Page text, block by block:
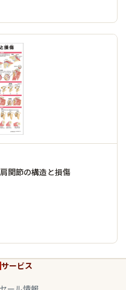
関節の構造と損傷
サービス